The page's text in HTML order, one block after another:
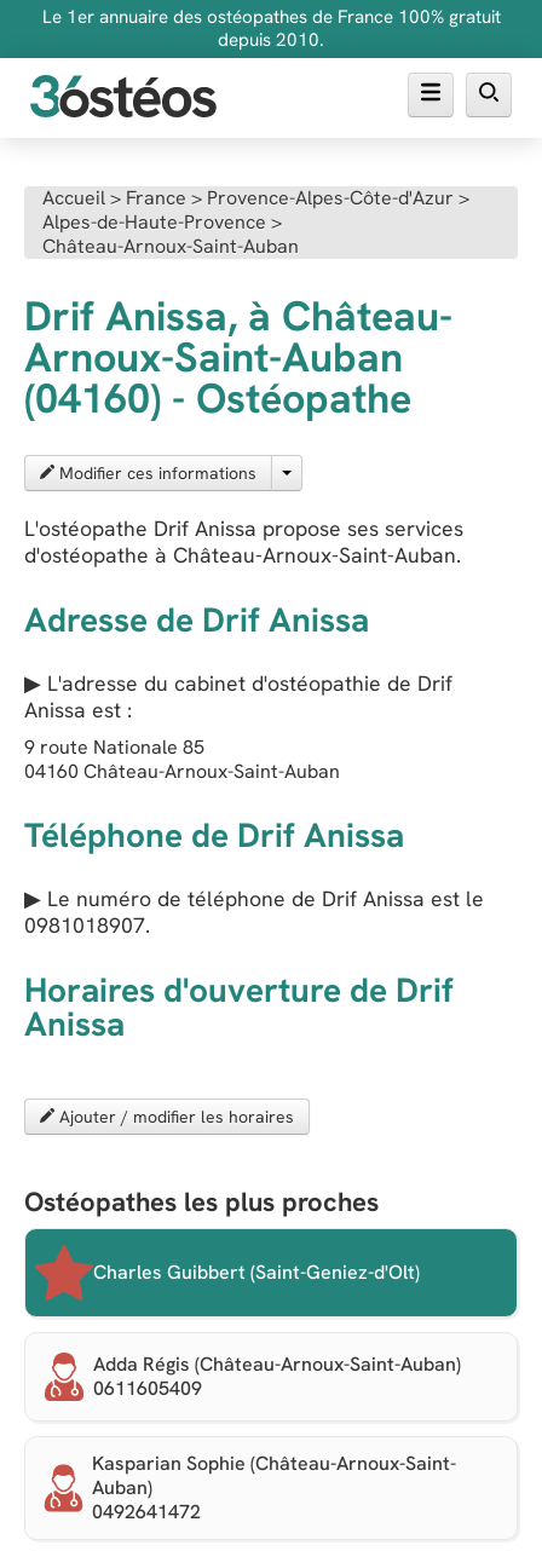
Le 1er annuaire des ostéopathes de France 100% gratuit
depuis 2010.
FAQ
Accueil> France > Provence-Alpes-Côte-d'Azur >
Alpes-de-Haute-Provence >
Château-Arnoux-Saint-Auban
Drif Anissa, à Château-
Arnoux-Saint-Auban
(04160) - Ostéopathe
Modifier ces informations
L'ostéopathe Drif Anissa propose ses services
d'ostéopathe à Château-Arnoux-Saint-Auban.
Adresse de Drif Anissa
▶ L'adresse du cabinet d'ostéopathie de Drif
Anissa est :
9 route Nationale 85
04160 Château-Arnoux-Saint-Auban
Téléphone de Drif Anissa
▶ Le numéro de téléphone de Drif Anissa est le
0981018907.
Horaires d'ouverture de Drif
Anissa
Ajouter / modifier les horaires
Ostéopathes les plus proches
Charles Guibbert (Saint-Geniez-d'Olt)
Adda Régis (Château-Arnoux-Saint-Auban)
0611605409
Kasparian Sophie (Château-Arnoux-Saint-
Auban)
0492641472